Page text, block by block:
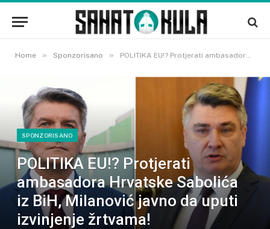
Home » Sponzorisano » POLITIKA EU!? Protjerati ambasadora Hrvatske Sabolića iz BiH, Milanović javno da uputi izvinjenje žrtvama!
SPONZORISANO
POLITIKA EU!? Protjerati
ambasadora Hrvatske Sabolića
iz BiH, Milanović javno da uputi
izvinjenje žrtvama!